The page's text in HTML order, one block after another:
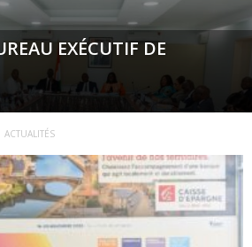
EXÉCUTIF DE
ACTUALITÉS